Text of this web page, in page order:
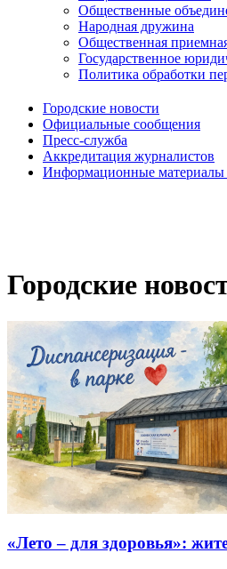
Общественные
Народная дружина
Общественная
Государственное
Политика обработки
Городские новости
Официальные сообщения
Пресс-служба
Аккредитация журналистов
Информационные материалы
Городские
«Лето – для здоровья»: